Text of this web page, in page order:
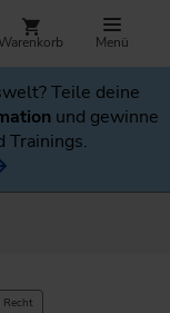
Menü
Teile deine
und gewinne
Trainings.
Recht